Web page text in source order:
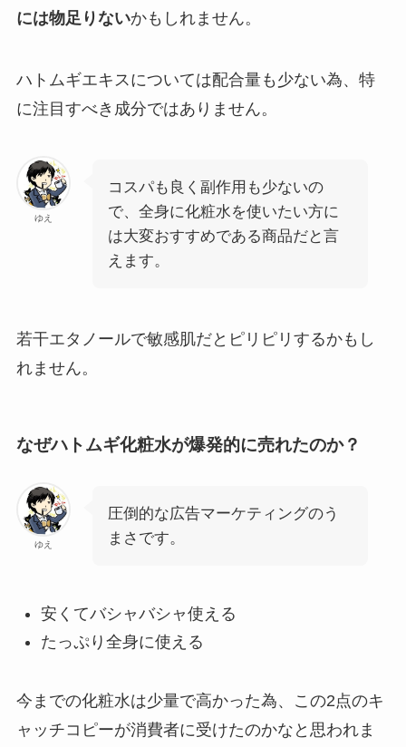
には物足りないかもしれません。
ハトムギエキスについては配合量も少ない為、特
に注目すべき成分ではありません。
ゆえ
コスパも良く副作用も少ないの
で、全身に化粧水を使いたい方に
は大変おすすめである商品だと言
えます。
若干エタノールで敏感肌だとピリピリするかもし
れません。
なぜハトムギ化粧水が爆発的に売れたのか？
ゆえ
圧倒的な広告マーケティングのう
まさです。
安くてバシャバシャ使える
たっぷり全身に使える
今までの化粧水は少量で高かった為、この2点のキ
ャッチコピーが消費者に受けたのかなと思われま